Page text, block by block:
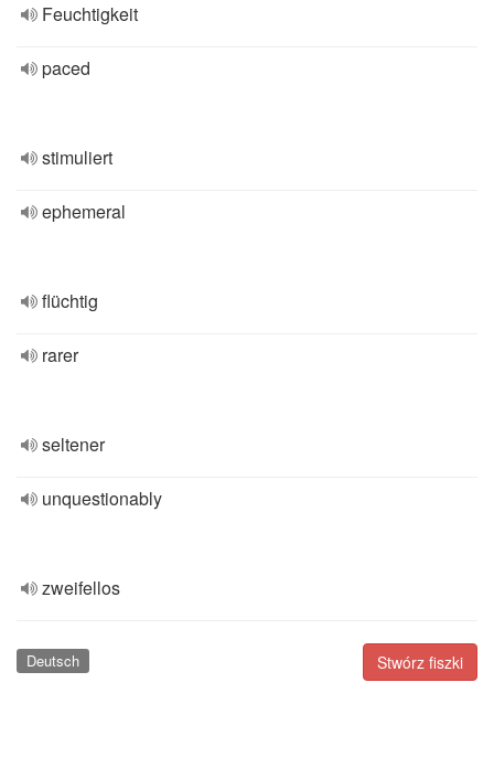
Feuchtigkeit
paced
stimuliert
ephemeral
flüchtig
rarer
seltener
unquestionably
zweifellos
Stwórz fiszki
Deutsch